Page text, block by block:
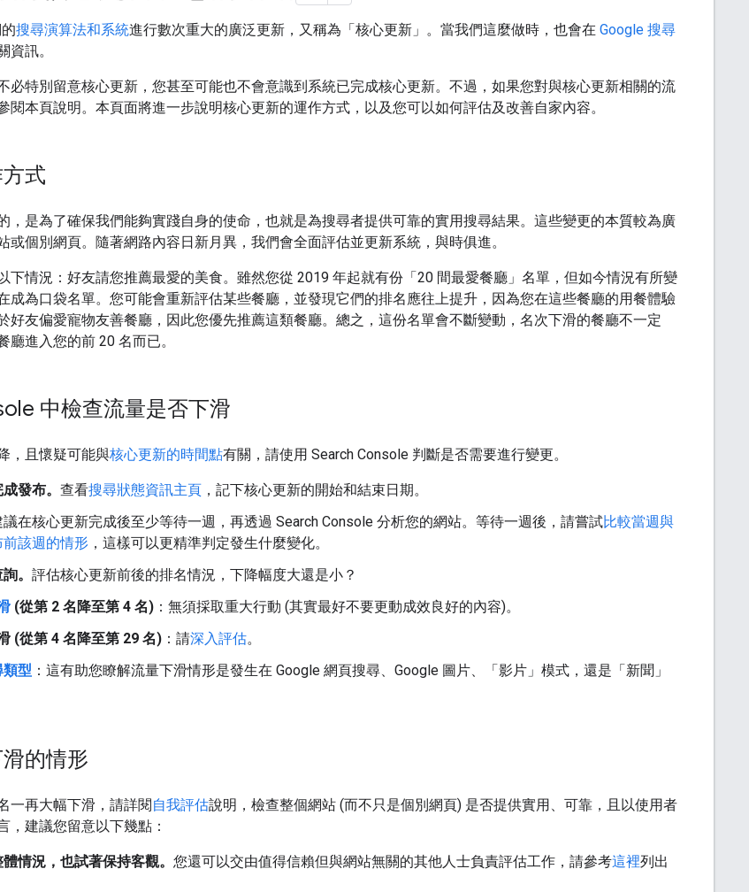
搜尋演算法和系統進行數次重大的廣泛更新，又稱為「核心更新」。當我們這麼做時，也會在 Google 搜尋
資訊。
必特別留意核心更新，您甚至可能也不會意識到系統已完成核心更新。不過，如果您對與核心更新相關的流
閱本頁說明。本頁面將進一步說明核心更新的運作方式，以及您可以如何評估及改善自家內容。
方式
，是為了確保我們能夠實踐自身的使命，也就是為搜尋者提供可靠的實用搜尋結果。這些變更的本質較為廣
或個別網頁。隨著網路內容日新月異，我們會全面評估並更新系統，與時俱進。
下情況：好友請您推薦最愛的美食。雖然您從 2019 年起就有份「20 間最愛餐廳」名單，但如今情況有所變
成為口袋名單。您可能會重新評估某些餐廳，並發現它們的排名應往上提升，因為您在這些餐廳的用餐體驗
好友偏愛寵物友善餐廳，因此您優先推薦這類餐廳。總之，這份名單會不斷變動，名次下滑的餐廳不一定
廳進入您的前 20 名而已。
中檢查流量是否下滑
，且懷疑可能與核心更新的時間點有關，請使用 Search Console 判斷是否需要進行變更。
發布。 查看搜尋狀態資訊主頁 ，記下核心更新的開始和結束日期。
議在核心更新完成後至少等待一週，再透過 Search Console 分析您的網站。等待一週後，請嘗試比較當週與
前該週的情形 ，這樣可以更精準判定發生什麼變化。
。 評估核心更新前後的排名情況，下降幅度大還是小？
(從第 2 名降至第 4 名) ：無須採取重大行動 (其實最好不要更動成效良好的內容)。
(從第 4 名降至第 29 名) ：請深入評估。
類型 ：這有助您瞭解流量下滑情形是發生在 Google 網頁搜尋、Google 圖片、「影片」模式，還是「新聞」
滑的情形
一再大幅下滑，請詳閱自我評估說明，檢查整個網站 (而不只是個別網頁) 是否提供實用、可靠，且以使用者
，建議您留意以下幾點：
體情況，也試著保持客觀。 您還可以交由值得信賴但與網站無關的其他人士負責評估工作，請參考這裡列出